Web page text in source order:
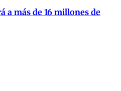
a más de 16 millones de